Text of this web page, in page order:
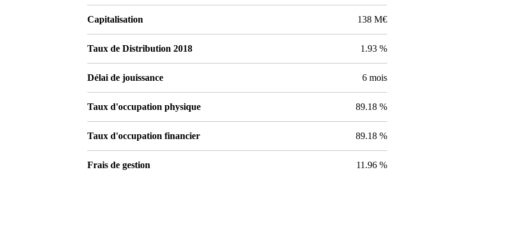
Capitalisation 138 M€
Taux de Distribution 2018 1.93 %
Délai de jouissance 6 mois
Taux d'occupation physique 89.18 %
Taux d'occupation financier 89.18 %
Frais de gestion 11.96 %